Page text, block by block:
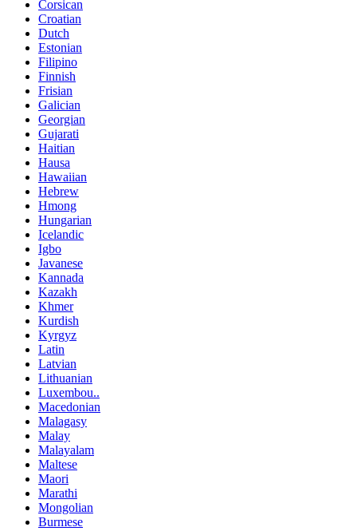
Corsican
Croatian
Dutch
Estonian
Filipino
Finnish
Frisian
Galician
Georgian
Gujarati
Haitian
Hausa
Hawaiian
Hebrew
Hmong
Hungarian
Icelandic
Igbo
Javanese
Kannada
Kazakh
Khmer
Kurdish
Kyrgyz
Latin
Latvian
Lithuanian
Luxembou..
Macedonian
Malagasy
Malay
Malayalam
Maltese
Maori
Marathi
Mongolian
Burmese